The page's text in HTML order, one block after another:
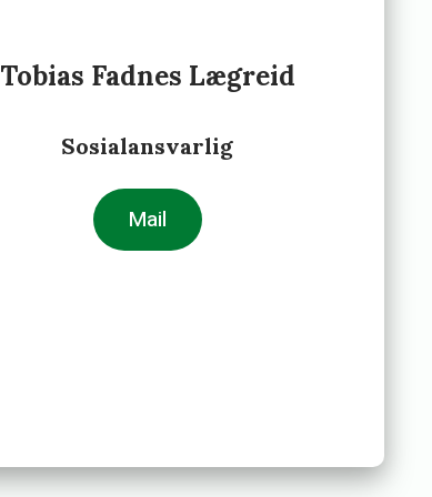
Tobias Fadnes Lægreid
Sosialansvarlig
Mail